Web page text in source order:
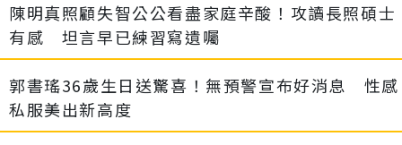
陳明真照顧失智公公看盡家庭辛酸！攻讀長照碩士
有感 坦言早已練習寫遺囑
郭書瑤36歲生日送驚喜！無預警宣布好消息 性感
私服美出新高度